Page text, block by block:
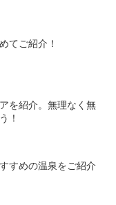
てご紹介！
を紹介。無理なく無
！
すめの温泉をご紹介